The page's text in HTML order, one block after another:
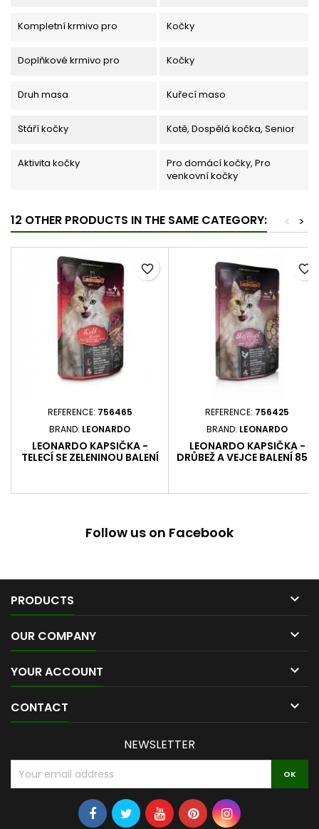
Kompletní krmivo pro Kočky
Doplňkové krmivo pro Kočky
Druh masa Kuřecí maso
Stáří kočky Kotě, Dospělá kočka, Senior
Aktivita kočky
Pro domácí kočky, Pro
venkovní kočky
12 OTHER PRODUCTS IN THE SAME CATEGORY: >
<
REFERENCE: 756465
BRAND: LEONARDO
LEONARDO KAPSIČKA -
TELECÍ SE ZELENINOU BALENÍ
favorite_border
REFERENCE: 756425
BRAND: LEONARDO
LEONARDO KAPSIČKA -
DRŮBEŽ A VEJCE BALENÍ 85 G
favorite_border
Follow us on Facebook
PRODUCTS 
OUR COMPANY 
YOUR ACCOUNT 
CONTACT 
NEWSLETTER